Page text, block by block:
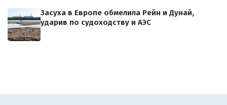
Засуха в Европе обмелила Рейн и Дунай,
ударив по судоходству и АЭС